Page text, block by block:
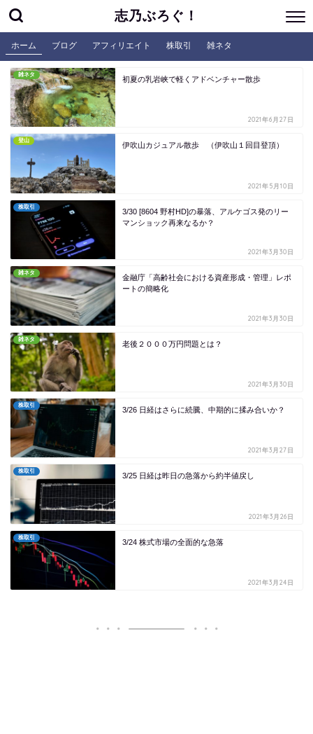
志乃ぶろぐ！
ホーム ブログ アフィリエイト 株取引 雑ネタ
雑ネタ
初夏の乳岩峡で軽くアドベンチャー散歩
2021年6月27日
登山
伊吹山カジュアル散歩 （伊吹山１回目登頂）
2021年5月10日
株取引
3/30 [8604 野村HD]の暴落、アルケゴス発のリー
マンショック再来なるか？
2021年3月30日
雑ネタ
金融庁「高齢社会における資産形成・管理」レポ
ートの簡略化
2021年3月30日
雑ネタ
老後２０００万円問題とは？
2021年3月30日
株取引
3/26 日経はさらに続騰、中期的に揉み合いか？
2021年3月27日
株取引
3/25 日経は昨日の急落から約半値戻し
2021年3月26日
株取引
3/24 株式市場の全面的な急落
2021年3月24日